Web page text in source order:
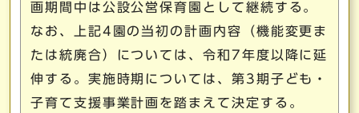
画期間中は公設公営保育園として継続する。
なお、上記4園の当初の計画内容（機能変更ま
たは統廃合）については、令和7年度以降に延
伸する。実施時期については、第3期子ども・
子育て支援事業計画を踏まえて決定する。